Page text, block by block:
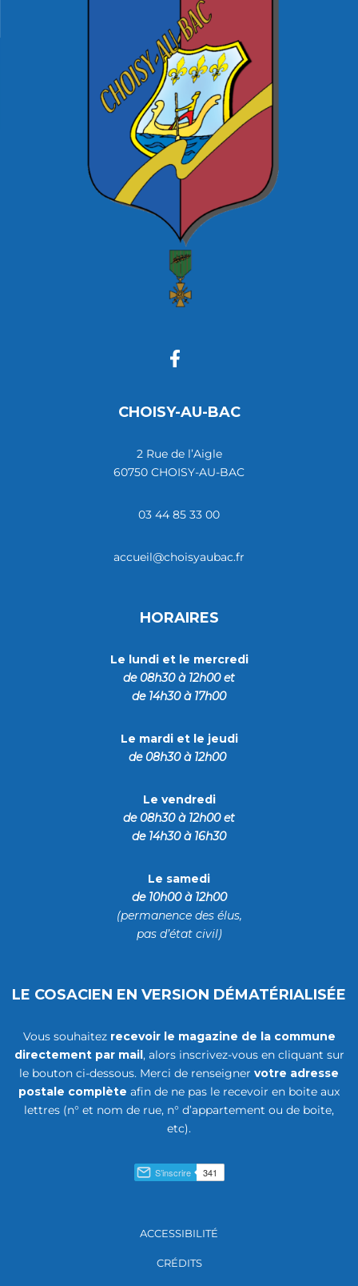
CHOISY-AU-BAC
2 Rue de l’Aigle
60750 CHOISY-AU-BAC
03 44 85 33 00
accueil@choisyaubac.fr
HORAIRES
Le lundi et le mercredi
de 08h30 à 12h00et
de 14h30 à 17h00
Le mardi et le jeudi
de 08h30 à 12h00
Le vendredi
de 08h30 à 12h00 et
de 14h30 à 16h30
Le samedi
de 10h00 à 12h00
(permanence des élus,
pas d’état civil)
LE COSACIEN EN VERSION DÉMATÉRIALISÉE
Vous souhaitez recevoir le magazine de la commune
directement par mail, alors inscrivez-vous en cliquant sur
le bouton ci-dessous. Merci de renseigner votre adresse
postale complète afin de ne pas le recevoir en boite aux
lettres (n° et nom de rue, n° d’appartement ou de boite,
etc).
ACCESSIBILITÉ
CRÉDITS